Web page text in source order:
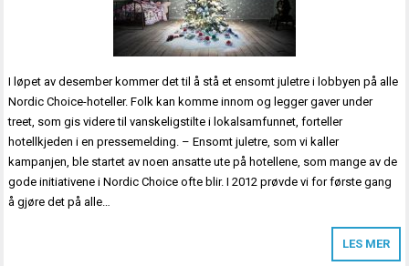
I løpet av desember kommer det til å stå et ensomt juletre i lobbyen på alle
Nordic Choice-hoteller. Folk kan komme innom og legger gaver under
treet, som gis videre til vanskeligstilte i lokalsamfunnet, forteller
hotellkjeden i en pressemelding. – Ensomt juletre, som vi kaller
kampanjen, ble startet av noen ansatte ute på hotellene, som mange av de
gode initiativene i Nordic Choice ofte blir. I 2012 prøvde vi for første gang
å gjøre det på alle…
LES MER